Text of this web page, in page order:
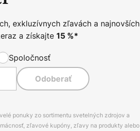
exkluzívnych zľavách a najnovších
a získajte 15%*
Spoločnosť
Odoberať
ponuky zo sortimentu svetelných zdrojov a
zľavové kupóny, zľavy na produkty alebo